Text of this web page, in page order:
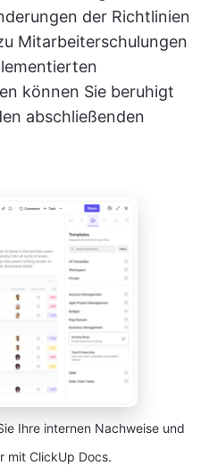
der Richtlinien
Mitarbeiterschulungen
können Sie beruhigt
abschließenden
Ihre internen Nachweise und
mit ClickUp Docs.